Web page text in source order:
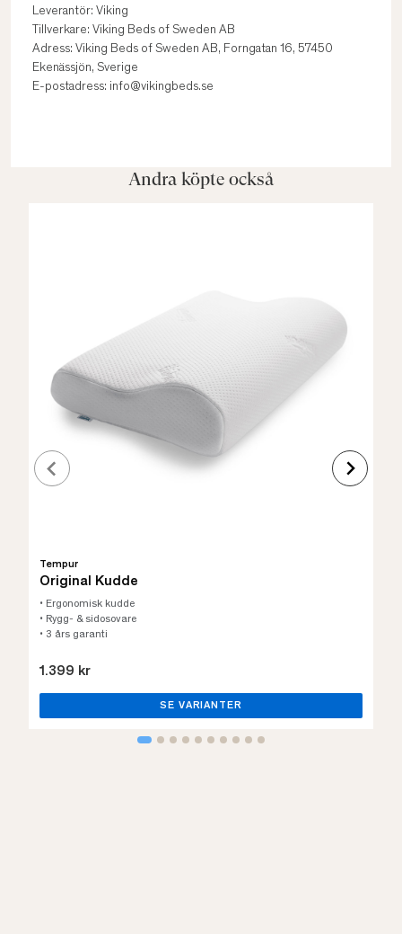
Leverantör: Viking
Tillverkare: Viking Beds of Sweden AB
Adress: Viking Beds of Sweden AB, Forngatan 16, 57450
Ekenässjön, Sverige
E-postadress: info@vikingbeds.se
Andra köpte också
Tempur
Original Kudde
• Ergonomisk kudde
• Rygg- & sidosovare
• 3 års garanti
1.399 kr
SE VARIANTER